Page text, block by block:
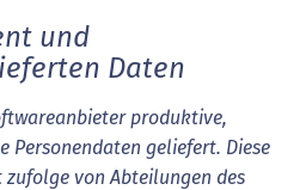
und
Daten
produktive,
Personendaten geliefert. Diese
von Abteilungen des